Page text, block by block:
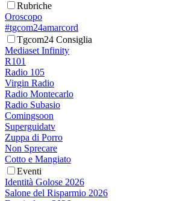
Rubriche
Oroscopo
#tgcom24amarcord
Tgcom24 Consiglia
Mediaset Infinity
R101
Radio 105
Virgin Radio
Radio Montecarlo
Radio Subasio
Comingsoon
Superguidatv
Zuppa di Porro
Non Sprecare
Cotto e Mangiato
Eventi
Identità Golose 2026
Salone del Risparmio 2026